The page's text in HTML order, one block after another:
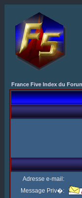
France Five Index du
Adresse e-mail:
Message Priv�: